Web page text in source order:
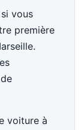
vous
première
voiture à